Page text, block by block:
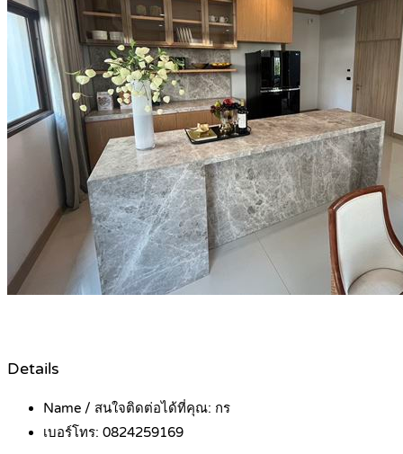
Details
Name / สนใจติดต่อได้ที่คุณ: กร
เบอร์โทร: 0824259169